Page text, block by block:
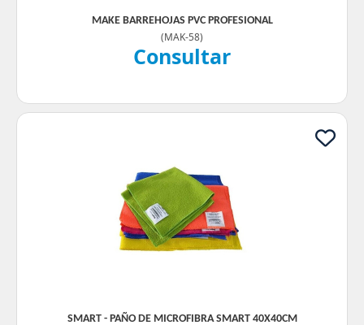
MAKE BARREHOJAS PVC PROFESIONAL
(MAK-58)
Consultar
SMART - PAÑO DE MICROFIBRA SMART 40X40CM